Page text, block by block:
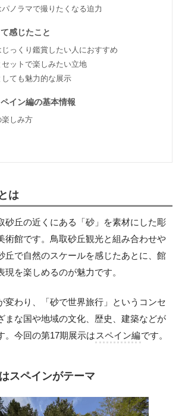
ノラマで撮りたくなる迫力
感じたこと
っくり鑑賞したい人におすすめ
ットで楽しみたい立地
ても魅力的な展示
イン編の基本情報
楽しみ方
は
砂丘の近くにある「砂」を素材にした彫
術館です。鳥取砂丘観光と組み合わせや
丘で自然のスケールを感じたあとに、館
現を楽しめるのが魅力です。
変わり、「砂で世界旅行」というコンセ
まな国や地域の文化、歴史、建築などが
。今回の第17期展示はスペイン編です。
スペインがテーマ